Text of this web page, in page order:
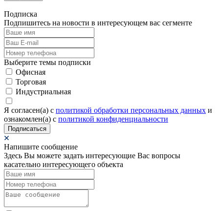
Подписка
Подпишитесь на новости в интересующем вас сегменте
Выберите темы подписки
Офисная
Торговая
Индустриальная
Я согласен(а) c политикой обработки персональных данных и
ознакомлен(а) с политикой конфиденциальности
Подписаться
Напишите сообщение
Здесь Вы можете задать интересующие Вас вопросы
касательно интересующего объекта